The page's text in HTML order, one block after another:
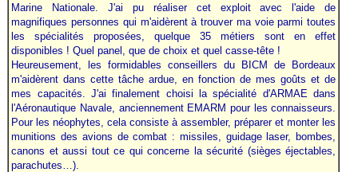
Marine Nationale. J'ai pu réaliser cet exploit avec l'aide de
magnifiques personnes qui m'aidèrent à trouver ma voie parmi toutes
les spécialités proposées, quelque 35 métiers sont en effet
disponibles ! Quel panel, que de choix et quel casse-tête !
Heureusement, les formidables conseillers du BICM de Bordeaux
m'aidèrent dans cette tâche ardue, en fonction de mes goûts et de
mes capacités. J'ai finalement choisi la spécialité d'ARMAE dans
l'Aéronautique Navale, anciennement EMARM pour les connaisseurs.
Pour les néophytes, cela consiste à assembler, préparer et monter les
munitions des avions de combat : missiles, guidage laser, bombes,
canons et aussi tout ce qui concerne la sécurité (sièges éjectables,
parachutes…).